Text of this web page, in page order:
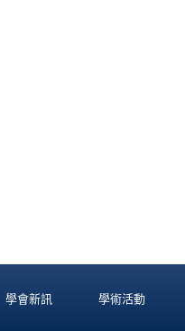
學會新訊 學術活動